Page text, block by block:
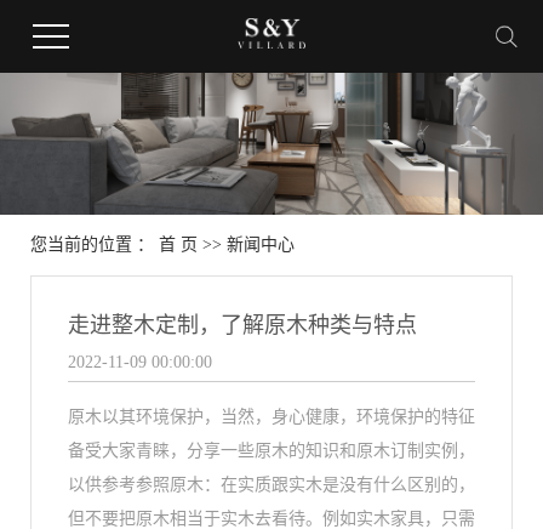
您当前的位置 ： 首 页 >> 新闻中心
走进整木定制，了解原木种类与特点
2022-11-09 00:00:00
原木以其环境保护，当然，身心健康，环境保护的特征
备受大家青睐，分享一些原木的知识和原木订制实例，
以供参考参照原木：在实质跟实木是没有什么区别的，
但不要把原木相当于实木去看待。例如实木家具，只需